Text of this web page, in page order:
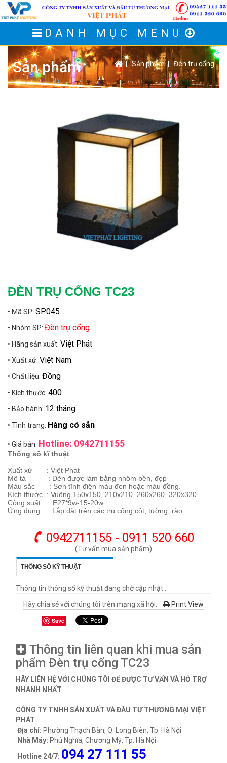
DANH MỤC MENU
Sản phẩm |Sản phẩm|Đèn trụ cổng
ĐÈN TRỤ CỔNG TC23
• Mã SP: SP045
• Nhóm SP: Đèn trụ cổng
• Hãng sản xuất: Việt Phát
• Xuất xứ: Việt Nam
• Chất liệu: Đồng
• Kích thước: 400
• Bảo hành: 12 tháng
• Tình trạng: Hàng có sẵn
• Giá bán: Hotline: 0942711155
Thông số kĩ thuật
Xuất xứ : Việt Phát
Mô tả : Đèn được làm bằng nhôm bền, đẹp
Màu sắc : Sơn tĩnh điện màu đen hoặc màu đồng.
Kích thước : Vuông 150x150, 210x210, 260x260, 320x320.
Công suất : E27*9w-15-20w
Ứng dụng : Lắp đặt trên các trụ cổng,cột, tường, rào..
0942711155 - 0911 520 660
(Tư vấn mua sản phẩm)
THÔNG SỐ KỸ THUẬT
Thông tin thông số kỹ thuật đang chờ cập nhật...
Print View
Hãy chia sẻ với chúng tôi trên mạng xã hội:
Save
Thông tin liên quan khi mua sản
phẩm Đèn trụ cổng TC23
HÃY LIÊN HỆ VỚI CHÚNG TÔI ĐỂ ĐƯỢC TƯ VẤN VÀ HỖ TRỢ
NHANH NHẤT
CÔNG TY TNHH SẢN XUẤT VÀ ĐẦU TƯ THƯƠNG MẠI VIỆT
PHÁT
Địa chỉ: Phường Thạch Bàn, Q. Long Biên, Tp. Hà Nội
Nhà Máy: Phú Nghĩa, Chương Mỹ, Tp. Hà Nội
Hotline 24/7: 094 27 111 55